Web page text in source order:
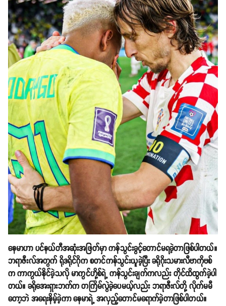
နေမာဟာ ပင်နယ်တီအဆုံးအဖြတ်မှာ ကန်သွင်းခွင့်တောင်မရခဲ့တာဖြစ်ပါတယ်။
ဘရာဇီးလ်အတွက် ရိုဒရိုင်ဂိုက စတင်ကန်သွင်းယူခဲ့ပြီး ခရိုဂိုးသမားလီဗာကိုဗစ်
က ကာကွယ်နိုင်ခဲ့သလို မာကွင်ဟို့စ်ရဲ့ ကန်သွင်းချက်ကလည်း တိုင်ထိထွက်ခဲ့ပါ
တယ်။ ခရိုအေးရှားဘက်က တကြိမ်လွဲခဲ့ပေမယ့်လည်း ဘရာဇီးလ်တို့ လိုက်မမီ
တော့ဘဲ အရေးနိမ့်ခဲ့ကာ နေမာရဲ့ အလှည့်တောင်မရောက်ခဲ့တာဖြစ်ပါတယ်။